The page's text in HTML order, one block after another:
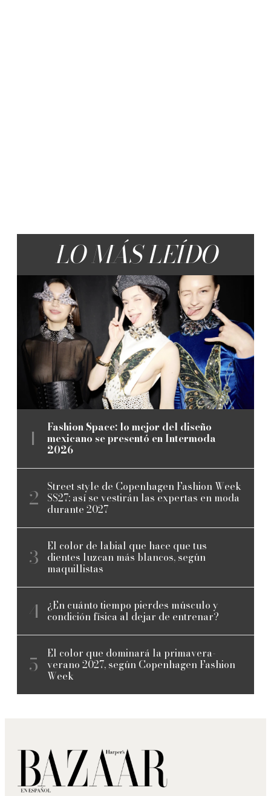
LO MÁS LEÍDO
Fashion Space: lo mejor del diseño
mexicano se presentó en Intermoda
2026
Street style de Copenhagen Fashion Week
SS27: así se vestirán las expertas en moda
durante 2027
El color de labial que hace que tus
dientes luzcan más blancos, según
maquillistas
¿En cuánto tiempo pierdes músculo y
condición física al dejar de entrenar?
El color que dominará la primavera-
verano 2027, según Copenhagen Fashion
Week